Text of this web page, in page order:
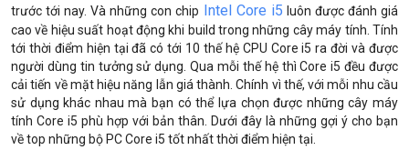
trước tới nay. Và những con chip Intel Core i5 luôn được đánh giá
cao về hiệu suất hoạt động khi build trong những cây máy tính. Tính
tới thời điểm hiện tại đã có tới 10 thế hệ CPU Core i5 ra đời và được
người dùng tin tưởng sử dụng. Qua mỗi thế hệ thì Core i5 đều được
cải tiến về mặt hiệu năng lẫn giá thành. Chính vì thế, với mỗi nhu cầu
sử dụng khác nhau mà bạn có thể lựa chọn được những cây máy
tính Core i5 phù hợp với bản thân. Dưới đây là những gợi ý cho bạn
về top những bộ PC Core i5 tốt nhất thời điểm hiện tại.